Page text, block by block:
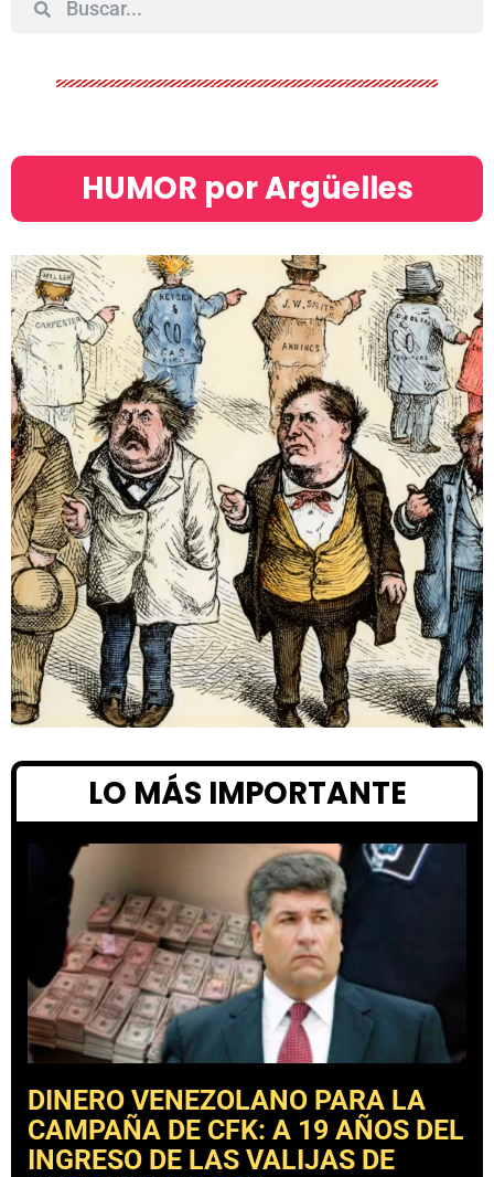
HUMOR por Argüelles​
LO MÁS IMPORTANTE
DINERO VENEZOLANO PARA LA
CAMPAÑA DE CFK: A 19 AÑOS DEL
INGRESO DE LAS VALIJAS DE